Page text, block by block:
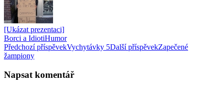
[Ukázat prezentaci]
Borci a IdiotiHumor
Navigace
pro
příspěvky
Předchozí příspěvekVychytávky 5Další příspěvekZapečené
žampiony
Napsat komentář